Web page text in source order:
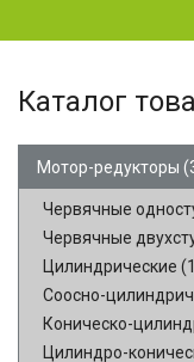
Каталог
Мотор-редукторы
Червячные
Червячные
Цилиндрические
Соосно-
Коническо-
Цилиндро-